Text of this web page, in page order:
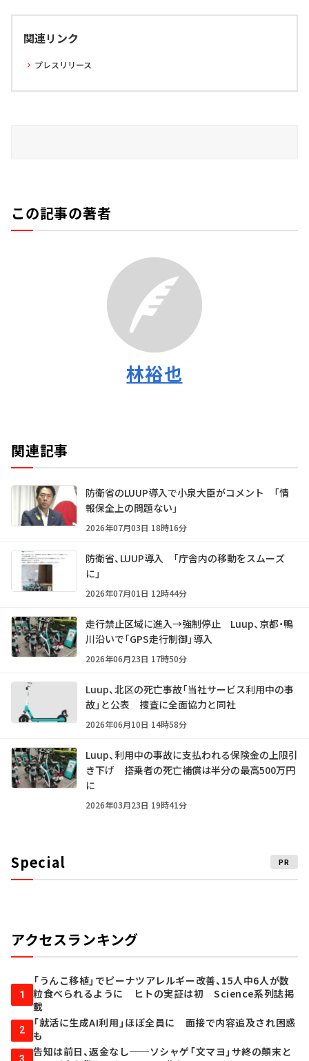
関連リンク
プレスリリース
この記事の著者
林裕也
関連記事
防衛省のLUUP導入で小泉大臣がコメント 「情
報保全上の問題ない」
2026年07月03日 18時16分
防衛省、LUUP導入 「庁舎内の移動をスムーズ
に」
2026年07月01日 12時44分
走行禁止区域に進入→強制停止 Luup、京都・鴨
川沿いで「GPS走行制御」導入
2026年06月23日 17時50分
Luup、北区の死亡事故「当社サービス利用中の事
故」と公表 捜査に全面協力と同社
2026年06月10日 14時58分
Luup、利用中の事故に支払われる保険金の上限引
き下げ 搭乗者の死亡補償は半分の最高500万円
に
2026年03月23日 19時41分
Special PR
アクセスランキング
1
「うんこ移植」でピーナツアレルギー改善、15人中6人が数
粒食べられるように ヒトの実証は初 Science系列誌掲
載
2
「就活に生成AI利用」ほぼ全員に 面接で内容追及され困惑
も
告知は前日、返金なし──ソシャゲ「文マヨ」サ終の顛末と